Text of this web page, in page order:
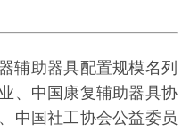
辅助器具配置规模名列
、中国康复辅助器具协
中国社工协会公益委员